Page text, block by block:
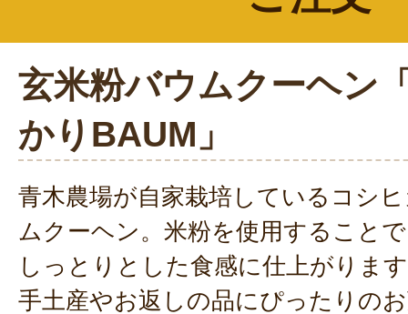
玄米粉バウムクーヘン
かりBAUM」
青木農場が自家栽培しているコシ
ムクーヘン。米粉を使用すること
しっとりとした食感に仕上がりま
手土産やお返しの品にぴったりの